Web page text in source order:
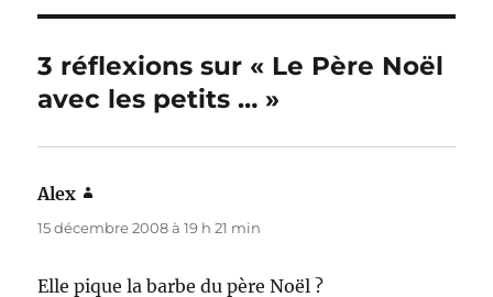
3 réflexions sur « Le Père Noël
avec les petits … »
Alex
15 décembre 2008 à 19 h 21 min
Elle pique la barbe du père Noël ?